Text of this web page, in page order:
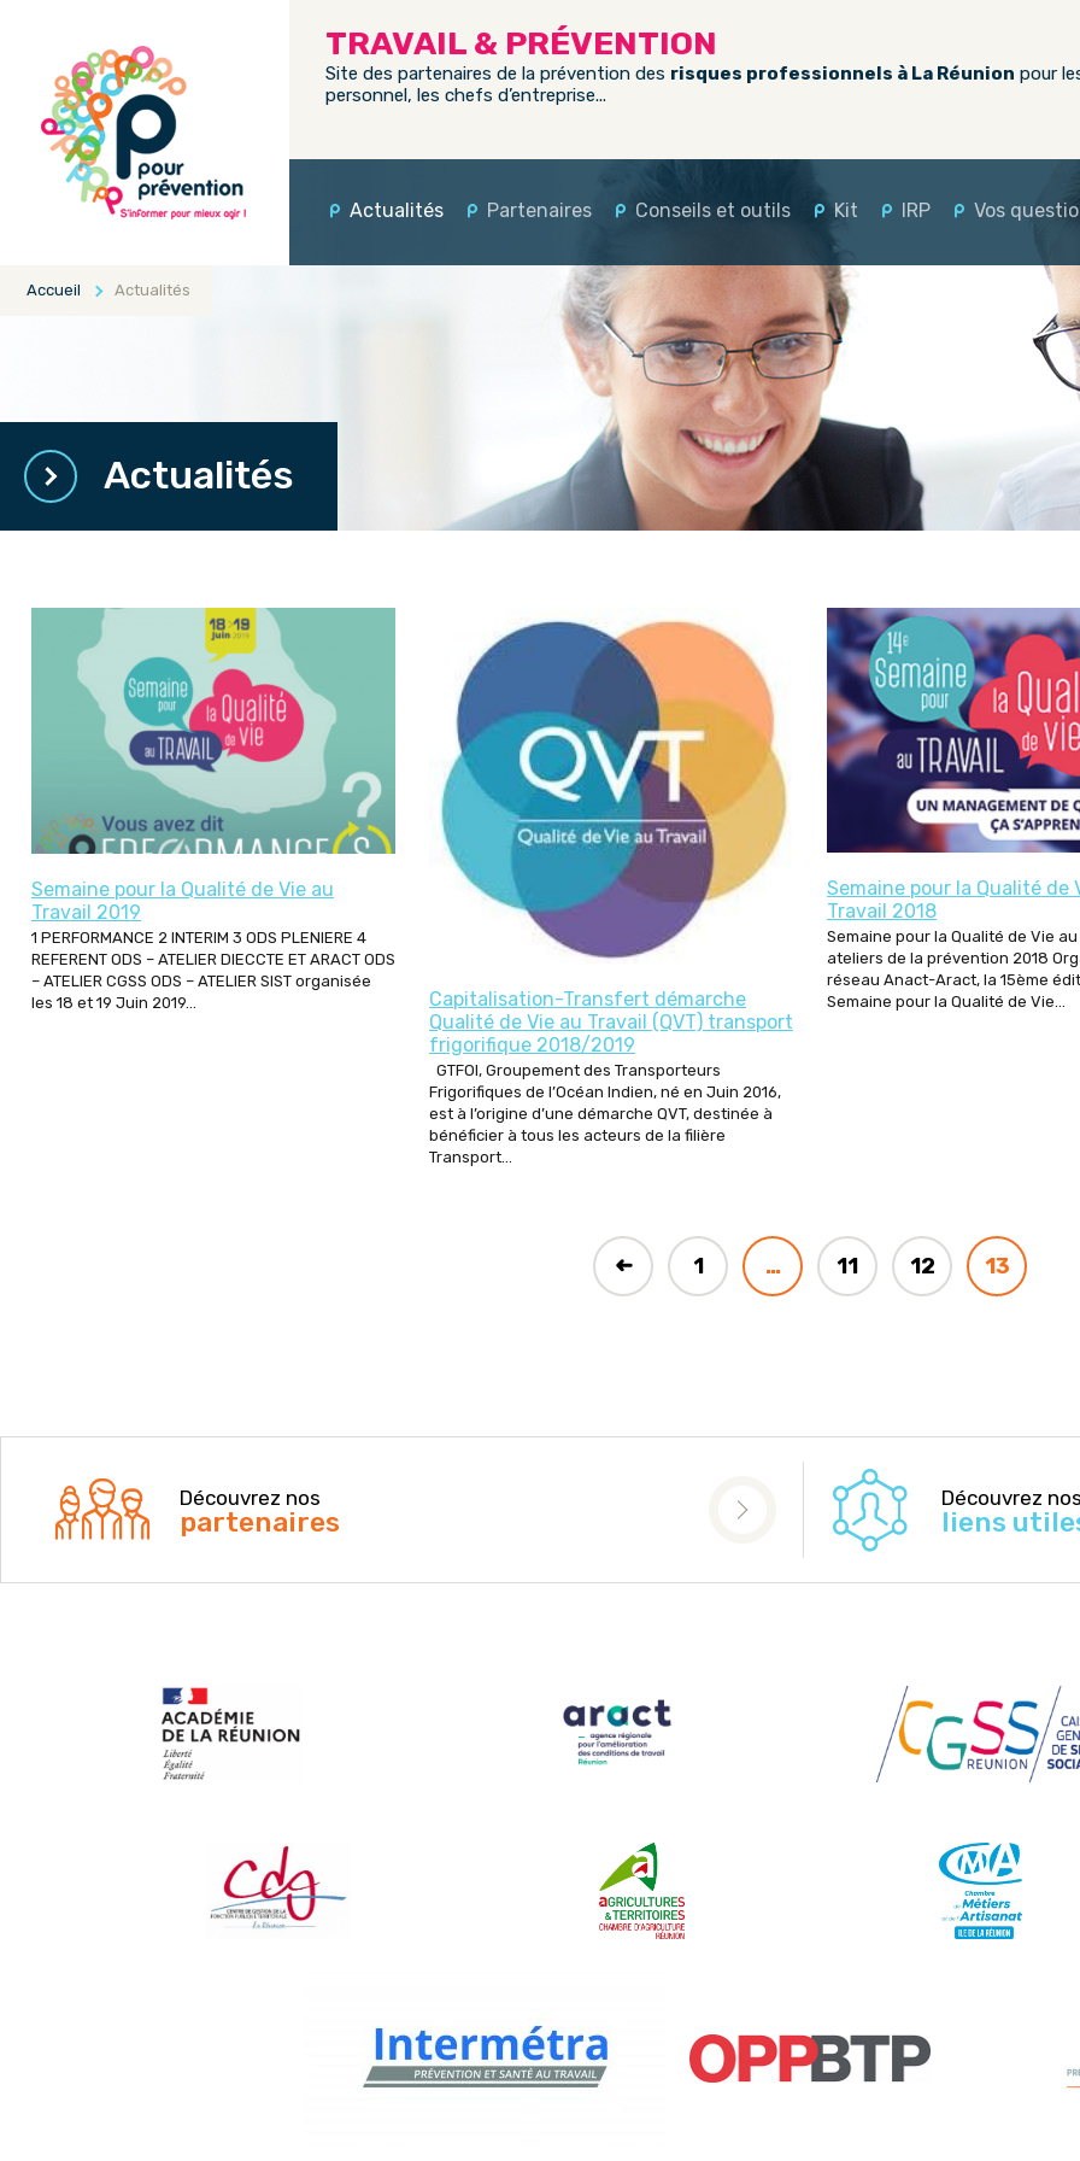
TRAVAIL & PRÉVENTION
Site des partenaires de la prévention des risques professionnels à La Réunion pour
personnel, les chefs d’entreprise...
Actualités
📢 Bulletins d’informations
Partenaires
Tous nos partenaires
Historique des actions
Plans Santé au Travail
Conseils et outils
Outils
Kit
Kit BTP chutes de
Kit métier de l’élagage
Kit Particuliers
Kit risque routier
Kit UV et chaleur
IRP
Formation des
Le CSE en
pour le CSE
Vos
Accueil Actualités
Actualités
Semaine pour la Qualité de Vie au
Travail 2019
1 PERFORMANCE 2 INTERIM 3 ODS PLENIERE 4
REFERENT ODS – ATELIER DIECCTE ET ARACT ODS
– ATELIER CGSS ODS – ATELIER SIST organisée
les 18 et 19 Juin 2019...
Capitalisation-Transfert démarche
Qualité de Vie au Travail (QVT) transport
frigorifique 2018/2019
GTFOI, Groupement des Transporteurs
Frigorifiques de l’Océan Indien, né en Juin 2016,
est à l’origine d’une démarche QVT, destinée à
bénéficier à tous les acteurs de la filière
Transport...
Semaine pour la Qualité de
Travail 2018
Semaine pour la Qualité de Vie au
ateliers de la prévention 2018
réseau Anact-Aract, la 15ème
Semaine pour la Qualité de Vie...
➜ 1 … 11 12 13
Découvrez nos
partenaires
Découvrez
liens